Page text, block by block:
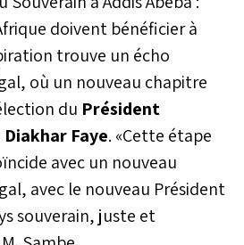
doivent bénéficier à
trouve un écho
où un nouveau chapitre
du Président
Faye. «Cette étape
avec un nouveau
avec le nouveau Président
souverain, juste et